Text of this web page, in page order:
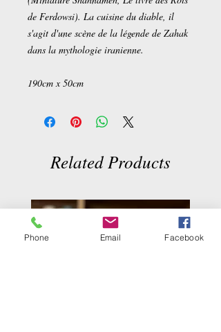
de Ferdowsi). La cuisine du diable, il
s'agit d'une scène de la légende de Zahak
dans la mythologie iranienne.
190cm x 50cm
Related Products
Phone Email Facebook